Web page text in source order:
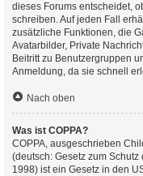
dieses Forums entscheidet,
schreiben. Auf jeden Fall
zusätzliche Funktionen, die
Avatarbilder, Private
Beitritt zu Benutzergruppen
Anmeldung, da sie schnell
Nach oben
Was ist COPPA?
COPPA, ausgeschrieben
(deutsch: Gesetz zum
1998) ist ein Gesetz in den